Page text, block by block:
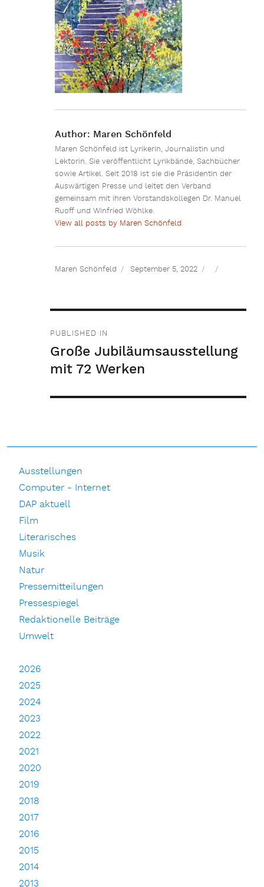
Author: Maren Schönfeld
Maren Schönfeld ist Lyrikerin, Journalistin und
Lektorin. Sie veröffentlicht Lyrikbände, Sachbücher
sowie Artikel. Seit 2018 ist sie die Präsidentin der
Auswärtigen Presse und leitet den Verband
gemeinsam mit ihren Vorstandskollegen Dr. Manuel
Ruoff und Winfried Wöhlke.
View all posts by Maren Schönfeld
Maren Schönfeld September 5, 2022
Beitragsnavigation
PUBLISHED IN
Große Jubiläumsausstellung
mit 72 Werken
Ausstellungen
Computer - Internet
DAP aktuell
Film
Literarisches
Musik
Natur
Pressemitteilungen
Pressespiegel
Redaktionelle Beiträge
Umwelt
2026
2025
2024
2023
2022
2021
2020
2019
2018
2017
2016
2015
2014
2013